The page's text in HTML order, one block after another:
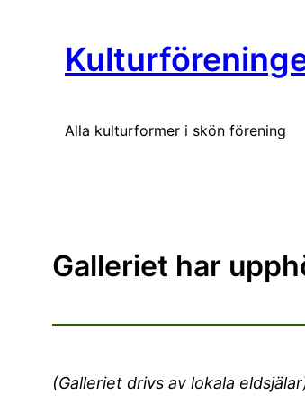
Alla kulturformer i skön förening
Galleriet har
(Galleriet drivs av lokala